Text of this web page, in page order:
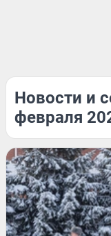
Новости и
февраля